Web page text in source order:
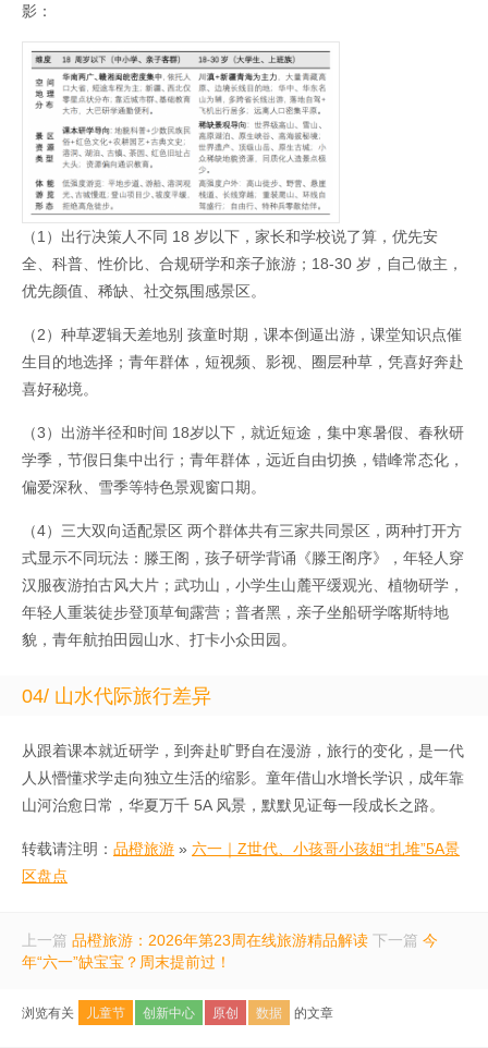
影：
（1）出行决策人不同 18 岁以下，家长和学校说了算，优先安
全、科普、性价比、合规研学和亲子旅游；18-30 岁，自己做主，
优先颜值、稀缺、社交氛围感景区。
（2）种草逻辑天差地别 孩童时期，课本倒逼出游，课堂知识点催
生目的地选择；青年群体，短视频、影视、圈层种草，凭喜好奔赴
喜好秘境。
（3）出游半径和时间 18岁以下，就近短途，集中寒暑假、春秋研
学季，节假日集中出行；青年群体，远近自由切换，错峰常态化，
偏爱深秋、雪季等特色景观窗口期。
（4）三大双向适配景区 两个群体共有三家共同景区，两种打开方
式显示不同玩法：滕王阁，孩子研学背诵《滕王阁序》，年轻人穿
汉服夜游拍古风大片；武功山，小学生山麓平缓观光、植物研学，
年轻人重装徒步登顶草甸露营；普者黑，亲子坐船研学喀斯特地
貌，青年航拍田园山水、打卡小众田园。
04/ 山水代际旅行差异
从跟着课本就近研学，到奔赴旷野自在漫游，旅行的变化，是一代
人从懵懂求学走向独立生活的缩影。童年借山水增长学识，成年靠
山河治愈日常，华夏万千 5A 风景，默默见证每一段成长之路。
转载请注明： 品橙旅游 » 六一｜Z世代、小孩哥小孩姐“扎堆”5A景
区盘点
上一篇 品橙旅游：2026年第23周在线旅游精品解读 下一篇 今
年“六一”缺宝宝？周末提前过！
浏览有关 儿童节 创新中心 原创 数据 的文章